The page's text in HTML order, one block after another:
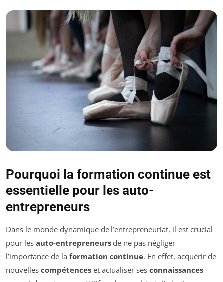
Pourquoi la formation continue est
essentielle pour les auto-
entrepreneurs
Dans le monde dynamique de l’entrepreneuriat, il est crucial
pour les auto-entrepreneurs de ne pas négliger
l’importance de la formation continue. En effet, acquérir de
nouvelles compétences et actualiser ses connaissances